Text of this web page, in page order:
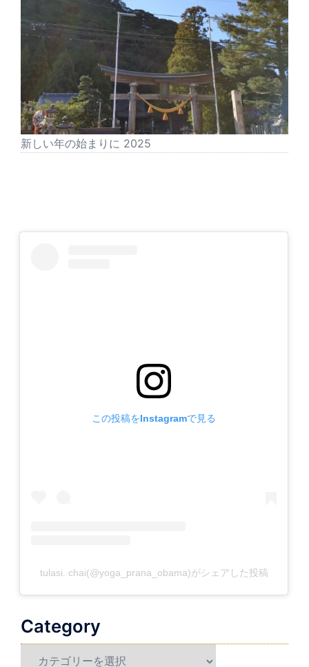
新しい年の始まりに 2025
この投稿をInstagramで見る
tulasi. chai(@yoga_prana_obama)がシェアした投稿
Category